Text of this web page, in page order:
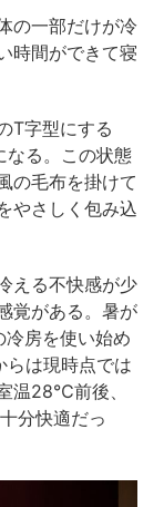
の一部だけが冷
時間ができて寝
T字型にする
なる。この状態
の毛布を掛けて
やさしく包み込
える不快感が少
覚がある。暑が
冷房を使い始め
らは現時点では
温28℃前後、
分快適だっ